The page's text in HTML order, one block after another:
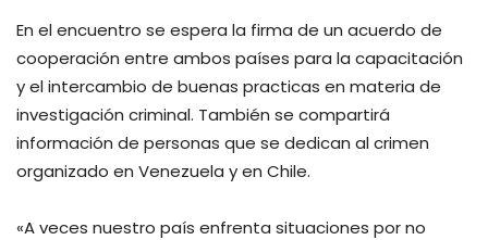
En el encuentro se espera la firma de un acuerdo de
cooperación entre ambos países para la capacitación
y el intercambio de buenas practicas en materia de
investigación criminal. También se compartirá
información de personas que se dedican al crimen
organizado en Venezuela y en Chile.
«A veces nuestro país enfrenta situaciones por no